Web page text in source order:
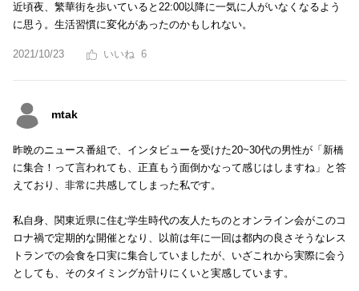
近頃夜、繁華街を歩いていると22:00以降に一気に人がいなくなるよう
に思う。生活習慣に変化があったのかもしれない。
2021/10/23 6
mtak
昨晩のニュース番組で、インタビューを受けた20~30代の男性が「新橋
に集合！って言われても、正直もう面倒かなって感じはしますね」と答
えており、非常に共感してしまった私です。
私自身、関東近県に住む学生時代の友人たちのとオンライン会がこのコ
ロナ禍で定期的な開催となり、以前は年に一回は都内の良さそうなレス
トランでの会食を口実に集合していましたが、いざこれから実際に会う
としても、そのタイミングが計りにくいと実感しています。